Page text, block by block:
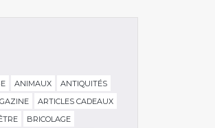
ANIMAUX
ANTIQUITÉS
ARTICLES CADEAUX
BRICOLAGE